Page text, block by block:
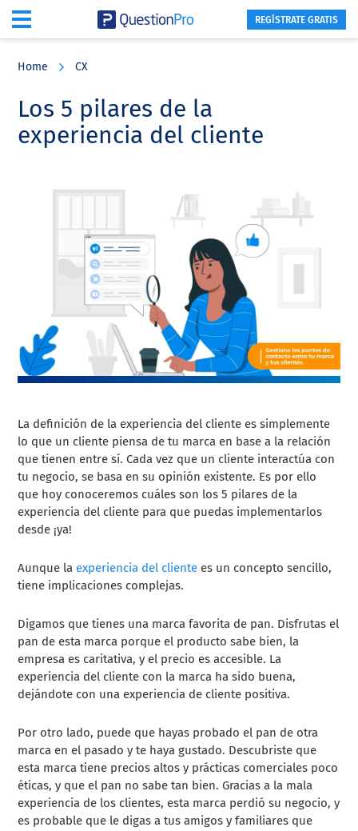
content
sidebar
REGÍSTRATE GRATIS
Home CX
Los 5 pilares de la
experiencia del cliente
La definición de la experiencia del cliente es simplemente
lo que un cliente piensa de tu marca en base a la relación
que tienen entre sí. Cada vez que un cliente interactúa con
tu negocio, se basa en su opinión existente. Es por ello
que hoy conoceremos cuáles son los 5 pilares de la
experiencia del cliente para que puedas implementarlos
desde ¡ya!
Aunque la experiencia del cliente es un concepto sencillo,
tiene implicaciones complejas.
Digamos que tienes una marca favorita de pan. Disfrutas el
pan de esta marca porque el producto sabe bien, la
empresa es caritativa, y el precio es accesible. La
experiencia del cliente con la marca ha sido buena,
dejándote con una experiencia de cliente positiva.
Por otro lado, puede que hayas probado el pan de otra
marca en el pasado y te haya gustado. Descubriste que
esta marca tiene precios altos y prácticas comerciales poco
éticas, y que el pan no sabe tan bien. Gracias a la mala
experiencia de los clientes, esta marca perdió su negocio, y
es probable que le digas a tus amigos y familiares que